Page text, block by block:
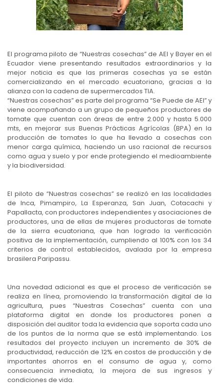
El programa piloto de “Nuestras cosechas” de AEI y Bayer en el
Ecuador viene presentando resultados extraordinarios y la
mejor noticia es que las primeras cosechas ya se están
comercializando en el mercado ecuatoriano, gracias a la
alianza con la cadena de supermercados TIA.
“Nuestras cosechas” es parte del programa “Se Puede de AEI” y
viene acompañando a un grupo de pequeños productores de
tomate que cuentan con áreas de entre 2.000 y hasta 5.000
mts, en mejorar sus Buenas Prácticas Agrícolas (BPA) en la
producción de tomates lo que ha llevado a cosechas con
menor carga química, haciendo un uso racional de recursos
como agua y suelo y por ende protegiendo el medioambiente
y la biodiversidad.
El piloto de “Nuestras cosechas” se realizó en las localidades
de Inca, Pimampiro, La Esperanza, San Juan, Cotacachi y
Papallacta, con productores independientes y asociaciones de
productores, una de ellas de mujeres productoras de tomate
de la sierra ecuatoriana, que han logrado la verificación
positiva de la implementación, cumpliendo al 100% con los 34
criterios de control establecidos, avalada por la empresa
brasilera Paripassu.
Una novedad adicional es que el proceso de verificación se
realiza en línea, promoviendo la transformación digital de la
agricultura, pues “Nuestras Cosechas” cuenta con una
plataforma digital en donde los productores ponen a
disposición del auditor toda la evidencia que soporta cada uno
de los puntos de la norma que se está implementando. Los
resultados del proyecto incluyen un incremento de 30% de
productividad, reducción de 12% en costos de producción y de
importantes ahorros en el consumo de agua y, como
consecuencia inmediata, la mejora de sus ingresos y
condiciones de vida.